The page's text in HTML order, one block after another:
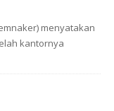
menyatakan
kantornya